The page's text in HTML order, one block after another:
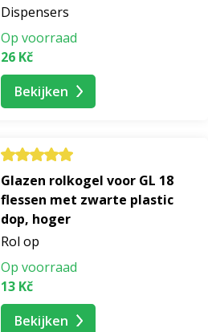
Dispensers
Op voorraad
26 Kč
Bekijken
Glazen rolkogel voor GL 18
flessen met zwarte plastic
dop, hoger
Rol op
Op voorraad
13 Kč
Bekijken